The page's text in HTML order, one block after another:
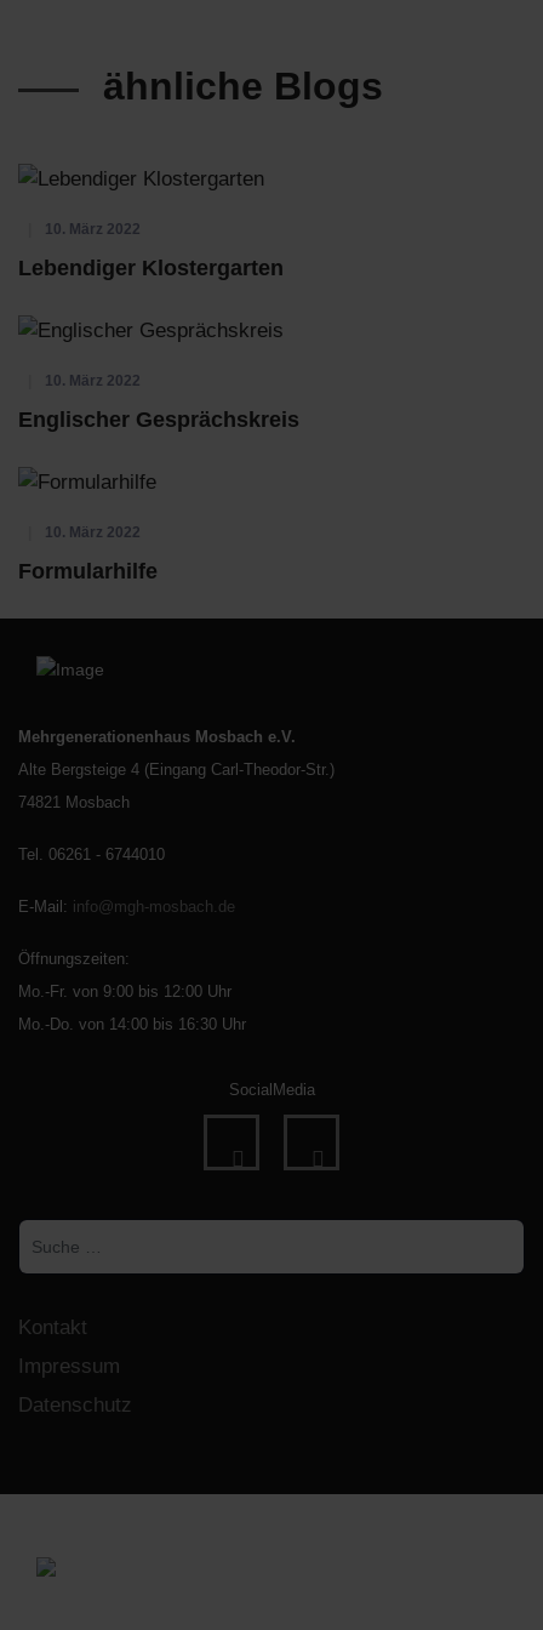
ähnliche Blogs
10. März 2022
Lebendiger Klostergarten
10. März 2022
Englischer Gesprächskreis
10. März 2022
Formularhilfe
Mehrgenerationenhaus Mosbach e.V.
Alte Bergsteige 4 (Eingang Carl-Theodor-Str.)
74821 Mosbach
Tel. 06261 - 6744010
E-Mail : info@mgh-mosbach.de
Öffnungszeiten:
Mo.-Fr. von 9:00 bis 12:00 Uhr
Mo.-Do. von 14:00 bis 16:30 Uhr
SocialMedia
fa-
fa-
Suchen
Kontakt
Impressum
Datenschutz